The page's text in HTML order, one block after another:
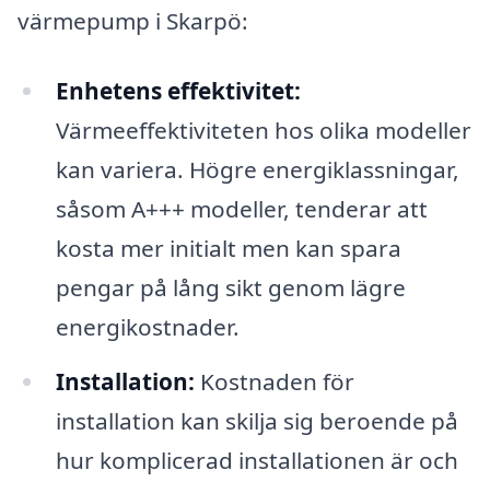
värmepump i Skarpö:
Enhetens effektivitet:
Värmeeffektiviteten hos olika modeller
kan variera. Högre energiklassningar,
såsom A+++ modeller, tenderar att
kosta mer initialt men kan spara
pengar på lång sikt genom lägre
energikostnader.
Installation: Kostnaden för
installation kan skilja sig beroende på
hur komplicerad installationen är och